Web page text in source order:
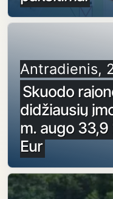
Antradienis,
Skuodo
didžiausių
m. augo 33,9
Eur